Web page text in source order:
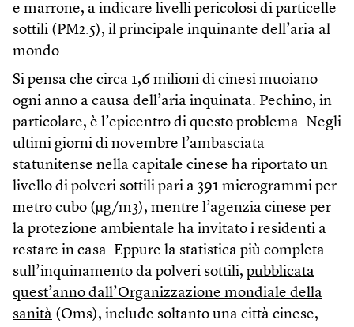
e marrone, a indicare livelli pericolosi di particelle
sottili (PM2.5), il principale inquinante dell’aria al
mondo.
Si pensa che circa 1,6 milioni di cinesi muoiano
ogni anno a causa dell’aria inquinata. Pechino, in
particolare, è l’epicentro di questo problema. Negli
ultimi giorni di novembre l’ambasciata
statunitense nella capitale cinese ha riportato un
livello di polveri sottili pari a 391 microgrammi per
metro cubo (µg/m3), mentre l’agenzia cinese per
la protezione ambientale ha invitato i residenti a
restare in casa. Eppure la statistica più completa
sull’inquinamento da polveri sottili, pubblicata
quest’anno dall’Organizzazione mondiale della
sanità (Oms), include soltanto una città cinese,